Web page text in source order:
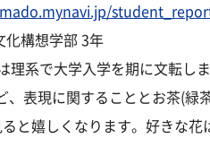
化構想学部 3年
理系で大学入学を期に文転し
、表現に関することとお茶(緑
と嬉しくなります。好きな